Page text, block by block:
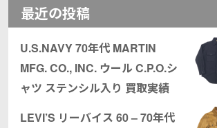
最近の投稿
U.S.NAVY 70年代 MARTIN
MFG. CO., INC. ウール C.P.O.シ
ャツ ステンシル入り 買取実績
LEVI’S リーバイス 60 – 70年代